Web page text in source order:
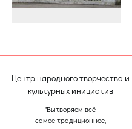
Центр народного творчества и
культурных инициатив
"Вытворяем всё
самое традиционное,